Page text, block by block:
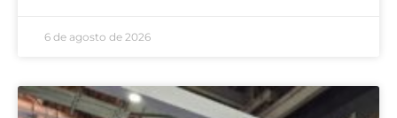
6 de agosto de 2026